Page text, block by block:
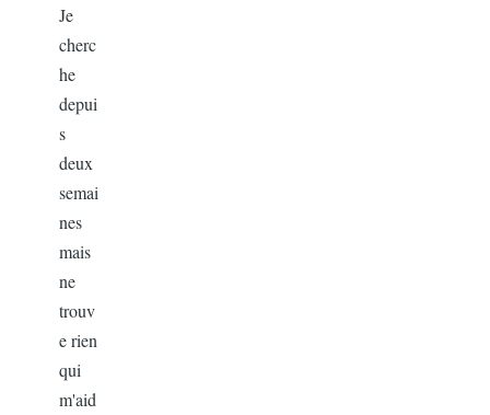
Je
cherc
he
depui
s
deux
semai
nes
mais
ne
trouv
e rien
qui
m'aid